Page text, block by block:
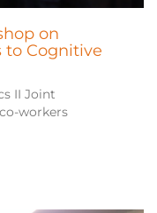
on
to Cognitive
II Joint
workers